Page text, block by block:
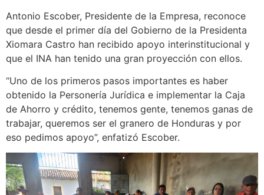
Antonio Escober, Presidente de la Empresa, reconoce
que desde el primer día del Gobierno de la Presidenta
Xiomara Castro han recibido apoyo interinstitucional y
que el INA han tenido una gran proyección con ellos.
“Uno de los primeros pasos importantes es haber
obtenido la Personería Jurídica e implementar la Caja
de Ahorro y crédito, tenemos gente, tenemos ganas de
trabajar, queremos ser el granero de Honduras y por
eso pedimos apoyo”, enfatizó Escober.